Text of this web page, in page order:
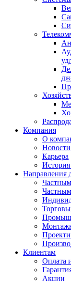
Компания
О
Новости
Карьера
Направления
Клиентам
Оплата
Акции